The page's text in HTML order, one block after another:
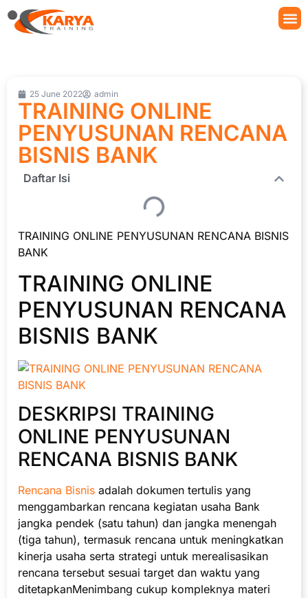
25 June 2022 admin
TRAINING ONLINE
PENYUSUNAN RENCANA
BISNIS BANK
Daftar Isi
TRAINING ONLINE PENYUSUNAN RENCANA BISNIS
BANK
TRAINING ONLINE
PENYUSUNAN RENCANA
BISNIS BANK
DESKRIPSI TRAINING
ONLINE PENYUSUNAN
RENCANA BISNIS BANK
Rencana Bisnis adalah dokumen tertulis yang
menggambarkan rencana kegiatan usaha Bank
jangka pendek (satu tahun) dan jangka menengah
(tiga tahun), termasuk rencana untuk meningkatkan
kinerja usaha serta strategi untuk merealisasikan
rencana tersebut sesuai target dan waktu yang
ditetapkanMenimbang cukup kompleknya materi